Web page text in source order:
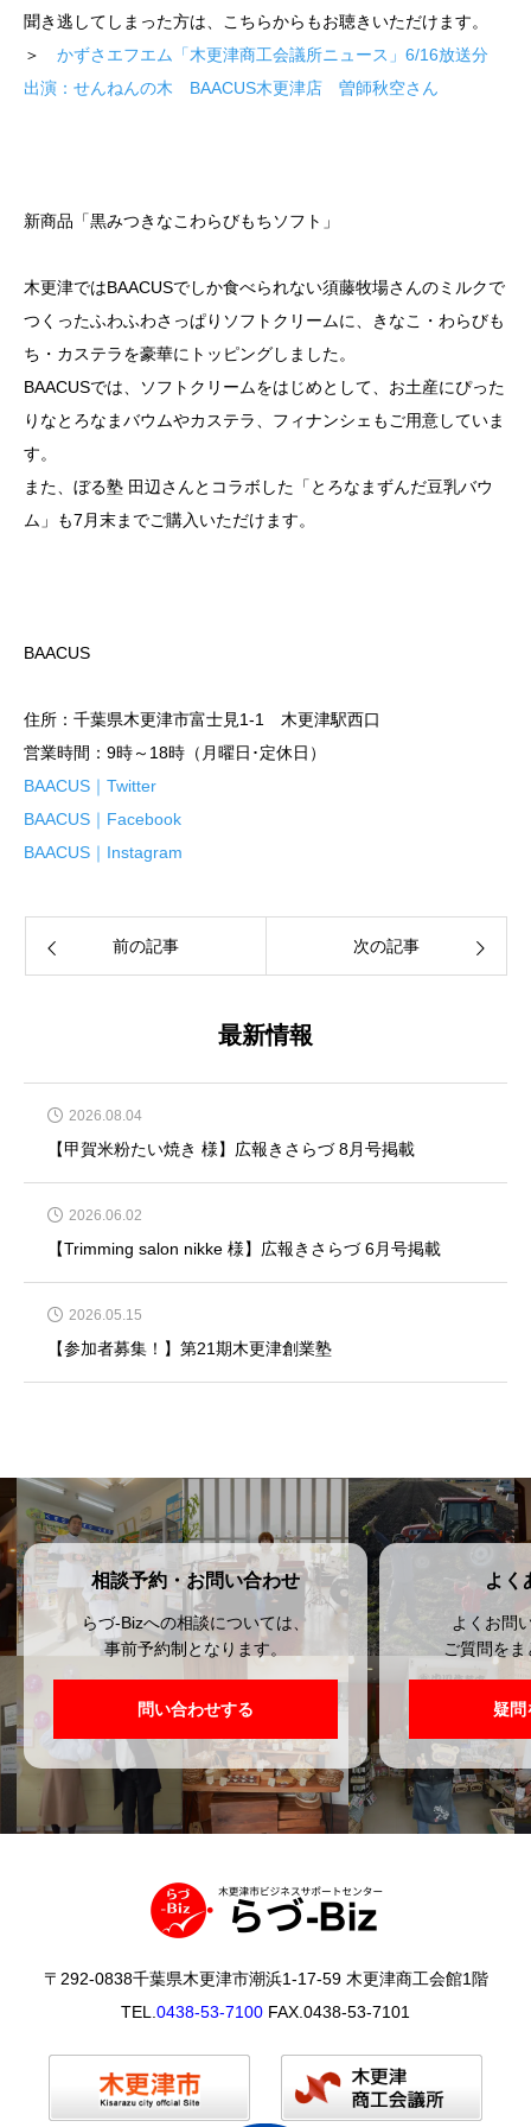
聞き逃してしまった方は、こちらからもお聴きいただけます。
＞ かずさエフエム「木更津商工会議所ニュース」6/16放送分
出演：せんねんの木 BAACUS木更津店 曽師秋空さん
新商品「黒みつきなこわらびもちソフト」
木更津ではBAACUSでしか食べられない須藤牧場さんのミルクで
つくったふわふわさっぱりソフトクリームに、きなこ・わらびも
ち・カステラを豪華にトッピングしました。
BAACUSでは、ソフトクリームをはじめとして、お土産にぴった
りなとろなまバウムやカステラ、フィナンシェもご用意していま
す。
また、ぼる塾 田辺さんとコラボした「とろなまずんだ豆乳バウ
ム」も7月末までご購入いただけます。
BAACUS
住所：千葉県木更津市富士見1-1 木更津駅西口
営業時間：9時～18時（月曜日･定休日）
BAACUS｜Twitter
BAACUS｜Facebook
BAACUS｜Instagram
前の記事 次の記事
最新情報
2026.08.04
【甲賀米粉たい焼き 様】広報きさらづ 8月号掲載
2026.06.02
【Trimming salon nikke 様】広報きさらづ 6月号掲載
2026.05.15
【参加者募集！】第21期木更津創業塾
相談予約・お問い合わせ
らづ-Bizへの相談については、
事前予約制となります。
問い合わせする
よく
よくお問
ご質問を
疑問
〒292-0838千葉県木更津市潮浜1-17-59 木更津商工会館1階
TEL. 0438-53-7100 FAX.0438-53-7101